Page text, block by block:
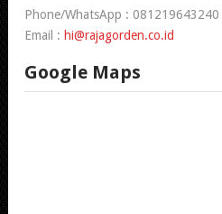
Phone/WhatsApp :
Email : hi@rajagorden.co.id
Google Maps